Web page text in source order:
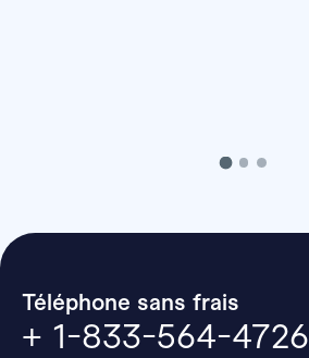
Téléphone sans frais
+ 1-833-564-4726